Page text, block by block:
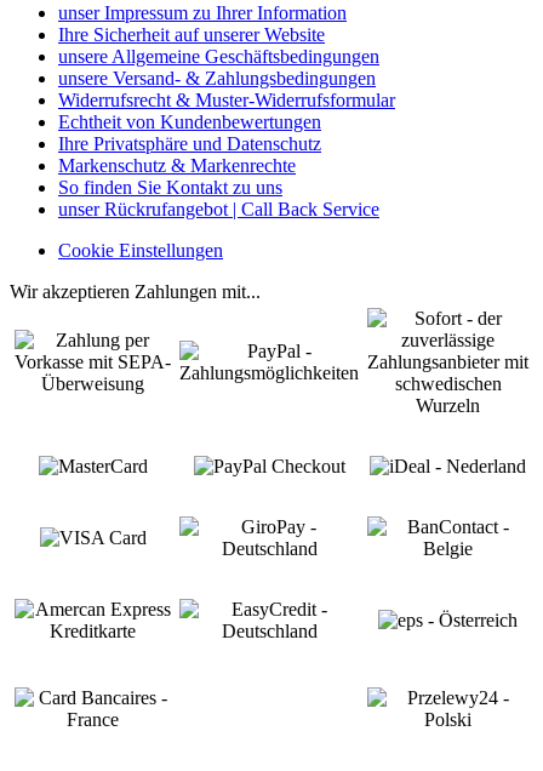
unser Impressum zu Ihrer Information
Ihre Sicherheit auf unserer Website
unsere Allgemeine Geschäftsbedingungen
unsere Versand- & Zahlungsbedingungen
Widerrufsrecht & Muster-Widerrufsformular
Echtheit von Kundenbewertungen
Ihre Privatsphäre und Datenschutz
Markenschutz & Markenrechte
So finden Sie Kontakt zu uns
unser Rückrufangebot | Call Back Service
Cookie Einstellungen
Wir akzeptieren Zahlungen mit...